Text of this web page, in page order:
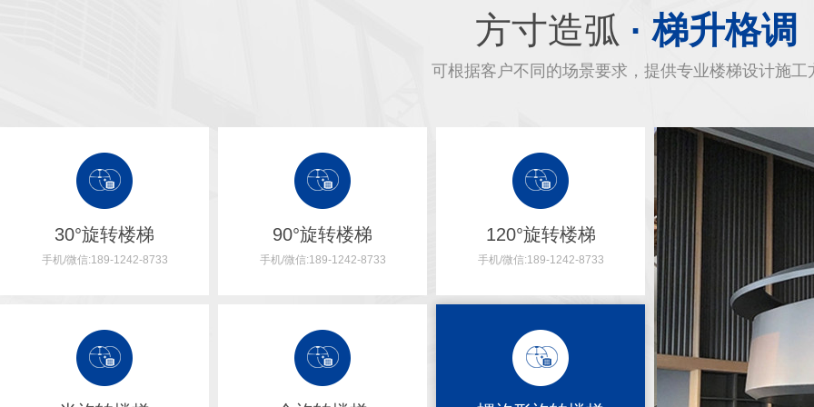
方寸造弧 · 梯升格调
可根据客户不同的场景要求，提供专业楼梯设计施工
30°旋转楼梯
手机/微信:189-1242-8733
90°旋转楼梯
手机/微信:189-1242-8733
120°旋转楼梯
手机/微信:189-1242-8733